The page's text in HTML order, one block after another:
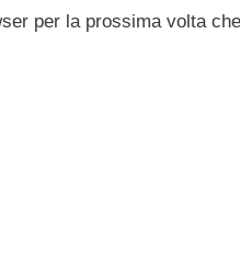
per la prossima volta